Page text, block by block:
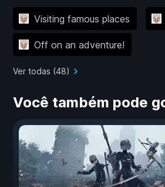
Visiting famous places
Off on an adventure!
Ver todas (48)
Você também pode